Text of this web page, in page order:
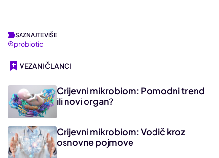
SAZNAJTE VIŠE
probiotici
VEZANI ČLANCI
Crijevni mikrobiom: Pomodni trend
ili novi organ?
Crijevni mikrobiom: Vodič kroz
osnovne pojmove